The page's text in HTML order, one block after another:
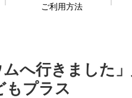
ご利用方法
へ行きました
もプラス